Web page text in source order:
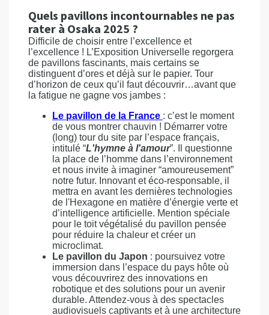
Quels pavillons incontournables ne pas
rater à Osaka 2025 ?
Difficile de choisir entre l’excellence et
l’excellence ! L’Exposition Universelle regorgera
de pavillons fascinants, mais certains se
distinguent d’ores et déjà sur le papier. Tour
d’horizon de ceux qu’il faut découvrir…avant que
la fatigue ne gagne vos jambes :
Le pavillon de la France : c’est le moment
de vous montrer chauvin ! Démarrer votre
(long) tour du site par l’espace français,
intitulé “L'hymne à l'amour”. Il questionne
la place de l’homme dans l’environnement
et nous invite à imaginer “amoureusement”
notre futur. Innovant et éco-responsable, il
mettra en avant les dernières technologies
de l'Hexagone en matière d’énergie verte et
d’intelligence artificielle. Mention spéciale
pour le toit végétalisé du pavillon pensée
pour réduire la chaleur et créer un
microclimat.
Le pavillon du Japon : poursuivez votre
immersion dans l’espace du pays hôte où
vous découvrirez des innovations en
robotique et des solutions pour un avenir
durable. Attendez-vous à des spectacles
audiovisuels captivants et à une architecture